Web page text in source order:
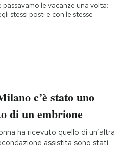
le vacanze una volta:
stessi posti e con le stesse
c’è stato uno
di un embrione
ha ricevuto quello di un’altra
assistita sono stati